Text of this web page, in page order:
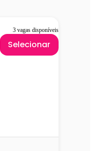
3 vagas disponíveis
Selecionar